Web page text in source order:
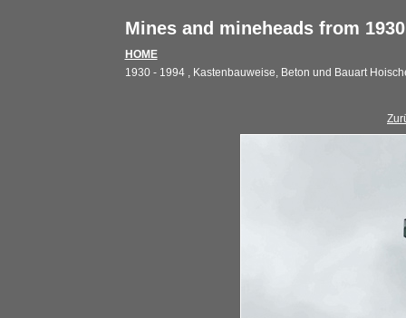
Mines and mineheads from
HOME
1930 - 1994 , Kastenbauweise, Beton und Bauart